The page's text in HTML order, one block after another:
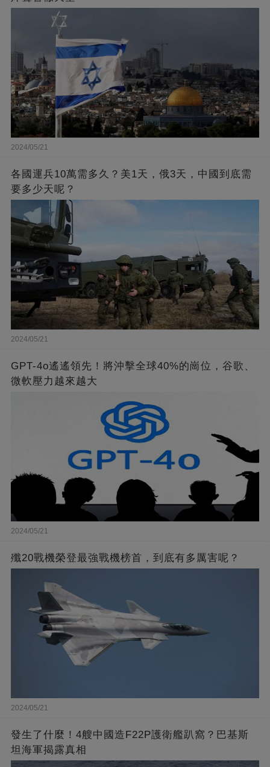
2024/05/21
各國運兵10萬需多久？美1天，俄3天，中國到底需
要多少天呢？
2024/05/21
GPT-4o遙遙領先！將沖擊全球40%的崗位，谷歌、
微軟壓力越來越大
2024/05/21
殲20戰機榮登最強戰機榜首，到底有多厲害呢？
2024/05/21
發生了什麼！4艘中國造F22P護衛艦趴窩？巴基斯
坦海軍揭露真相